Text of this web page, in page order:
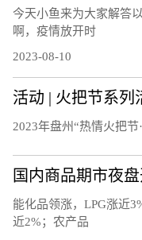
今天小鱼来为大家解答
啊，疫情放开时
2023-08-10
活动 | 火把节系列
20‍‍‍‍‍‍‍‍‍23年盘州“热情火把
国内商品期市夜
能化品领涨，LPG涨近
近2%；农产品